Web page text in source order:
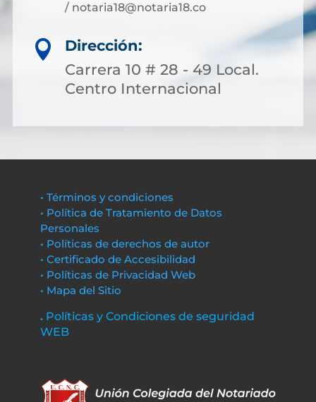
/ notaria18@notaria18.co

Dirección:
Carrera 10 # 28 - 49 Local.
Centro Internacional
• Términos y condiciones
• Política de Tratamiento de Datos
Personales
• Políticas de derechos de autor
• Certificado de Accesibilidad
• Políticas de Privacidad Web
• Mapa del Sitio
. Políticas y Condiciones de seguridad
WEB